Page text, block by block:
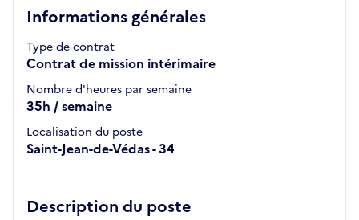
Informations générales
Type de contrat
Contrat de mission intérimaire
Nombre d'heures par semaine
35h / semaine
Localisation du poste
Saint-Jean-de-Védas - 34
Description du poste